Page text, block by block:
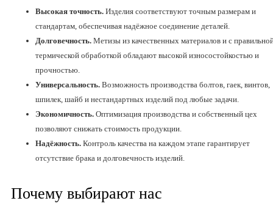
Высокая точность. Изделия соответствуют точным размерам и
стандартам, обеспечивая надёжное соединение деталей.
Долговечность. Метизы из качественных материалов и с
термической обработкой обладают высокой износостойкостью и
прочностью.
Универсальность. Возможность производства болтов, гаек, винтов,
шпилек, шайб и нестандартных изделий под любые задачи.
Экономичность. Оптимизация производства и собственный цех
позволяют снижать стоимость продукции.
Надёжность. Контроль качества на каждом этапе гарантирует
отсутствие брака и долговечность изделий.
Почему выбирают нас